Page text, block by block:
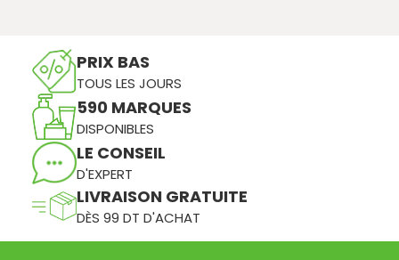
PRIX BAS
TOUS LES JOURS
590 MARQUES
DISPONIBLES
LE CONSEIL
D'EXPERT
LIVRAISON GRATUITE
DÈS 99 DT D'ACHAT